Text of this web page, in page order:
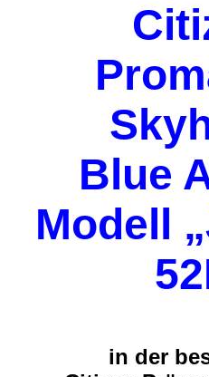
Blue
Modell
in der